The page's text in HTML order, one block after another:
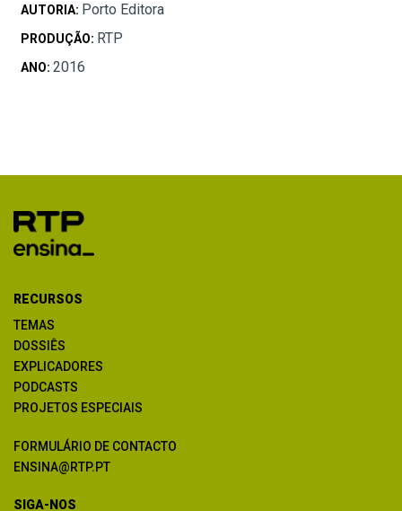
AUTORIA: Porto Editora
PRODUÇÃO: RTP
ANO: 2016
RECURSOS
TEMAS
DOSSIÊS
EXPLICADORES
PODCASTS
PROJETOS ESPECIAIS
FORMULÁRIO DE CONTACTO
ENSINA@RTP.PT
SIGA-NOS